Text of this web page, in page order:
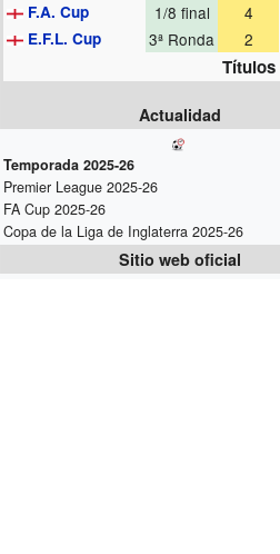
F.A. Cup 1/8 final 4
E.F.L. Cup 3ª Ronda 2
Títulos
Actualidad
Temporada 2025-26
Premier League 2025-26
FA Cup 2025-26
Copa de la Liga de Inglaterra 2025-26
Sitio web oficial